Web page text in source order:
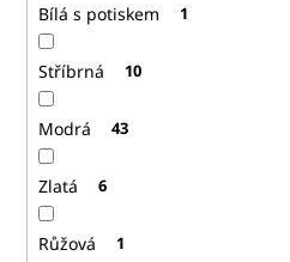
Bílá s potiskem 1
Stříbrná 10
Modrá 43
Zlatá 6
Růžová 1